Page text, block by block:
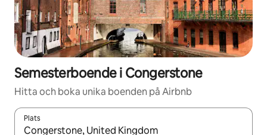
Semesterboende i Congerstone
Hitta och boka unika boenden på Airbnb
Plats
När resultaten är tillgängliga kan du navigera med upp- och